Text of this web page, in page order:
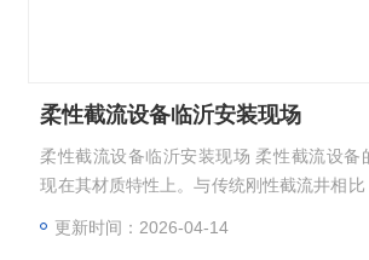
柔性截流设备临沂安装现场
柔性截流设备临沂安装现场 柔性截流设备的核心优势首先体
现在其材质特性上。与传统刚性截流井相比
更新时间：2026-04-14